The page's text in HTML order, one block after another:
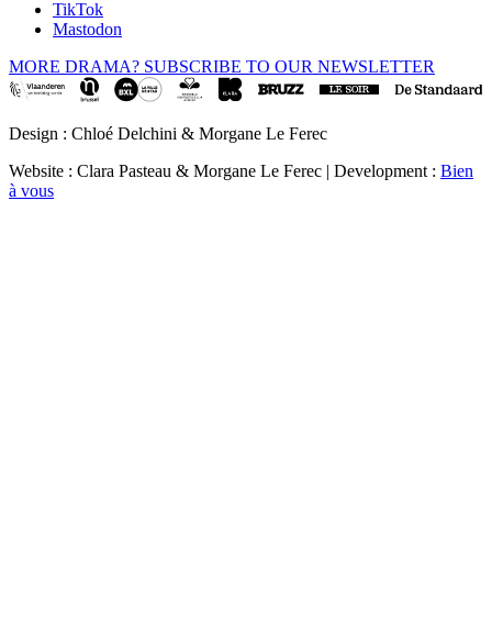
TikTok
Mastodon
MORE DRAMA? SUBSCRIBE TO OUR NEWSLETTER
Design : Chloé Delchini & Morgane Le Ferec
Website : Clara Pasteau & Morgane Le Ferec | Development : Bien
à vous